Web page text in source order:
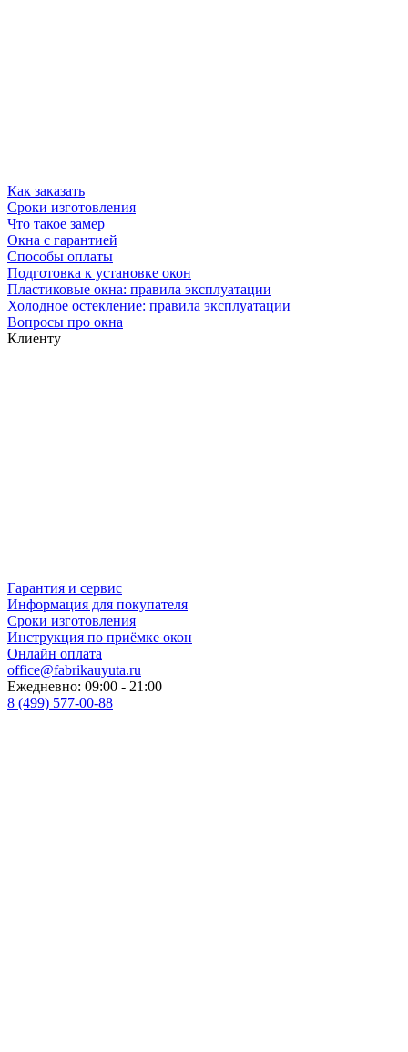
Как заказать
Сроки изготовления
Что такое замер
Окна с гарантией
Способы оплаты
Подготовка к установке окон
Пластиковые окна: правила эксплуатации
Холодное остекление: правила эксплуатации
Вопросы про окна
Клиенту
Гарантия и сервис
Информация для покупателя
Сроки изготовления
Инструкция по приёмке окон
Онлайн оплата
office@fabrikauyuta.ru
Ежедневно: 09:00 - 21:00
8 (499) 577-00-88